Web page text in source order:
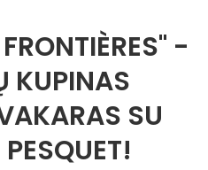
-
KUPINAS
SU